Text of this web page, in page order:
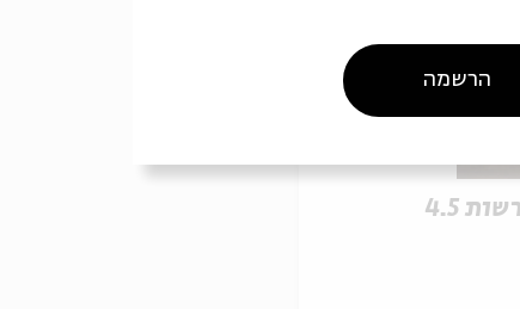
4.5
הרשמה